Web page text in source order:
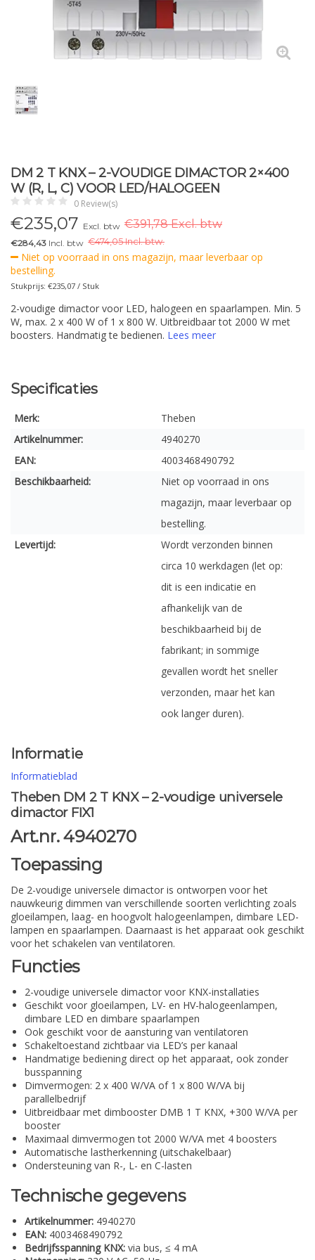
DM 2 T KNX – 2-VOUDIGE DIMACTOR 2×400
W (R, L, C) VOOR LED/HALOGEEN
0 Review(s)
€235,07 Excl. btw €391,78 Excl. btw
€284,43 Incl. btw €474,05 Incl. btw.
Niet op voorraad in ons magazijn, maar leverbaar op
bestelling.
Stukprijs: €235,07 / Stuk
2-voudige dimactor voor LED, halogeen en spaarlampen. Min. 5
W, max. 2 x 400 W of 1 x 800 W. Uitbreidbaar tot 2000 W met
boosters. Handmatig te bedienen. Lees meer
Specificaties
Merk:
Theben
Artikelnummer:
4940270
EAN:
4003468490792
Beschikbaarheid:
Niet op voorraad in ons
magazijn, maar leverbaar op
bestelling.
Levertijd:
Wordt verzonden binnen
circa 10 werkdagen (let op:
dit is een indicatie en
afhankelijk van de
beschikbaarheid bij de
fabrikant; in sommige
gevallen wordt het sneller
verzonden, maar het kan
ook langer duren).
Informatie
Informatieblad
Theben DM 2 T KNX – 2-voudige universele
dimactor FIX1
Art.nr. 4940270
Toepassing
De 2-voudige universele dimactor is ontworpen voor het
nauwkeurig dimmen van verschillende soorten verlichting zoals
gloeilampen, laag- en hoogvolt halogeenlampen, dimbare LED-
lampen en spaarlampen. Daarnaast is het apparaat ook geschikt
voor het schakelen van ventilatoren.
Functies
2-voudige universele dimactor voor KNX-installaties
Geschikt voor gloeilampen, LV- en HV-halogeenlampen,
dimbare LED en dimbare spaarlampen
Ook geschikt voor de aansturing van ventilatoren
Schakeltoestand zichtbaar via LED’s per kanaal
Handmatige bediening direct op het apparaat, ook zonder
busspanning
Dimvermogen: 2 x 400 W/VA of 1 x 800 W/VA bij
parallelbedrijf
Uitbreidbaar met dimbooster DMB 1 T KNX, +300 W/VA per
booster
Maximaal dimvermogen tot 2000 W/VA met 4 boosters
Automatische lastherkenning (uitschakelbaar)
Ondersteuning van R-, L- en C-lasten
Technische gegevens
Artikelnummer: 4940270
EAN: 4003468490792
Bedrijfsspanning KNX: via bus, ≤ 4 mA